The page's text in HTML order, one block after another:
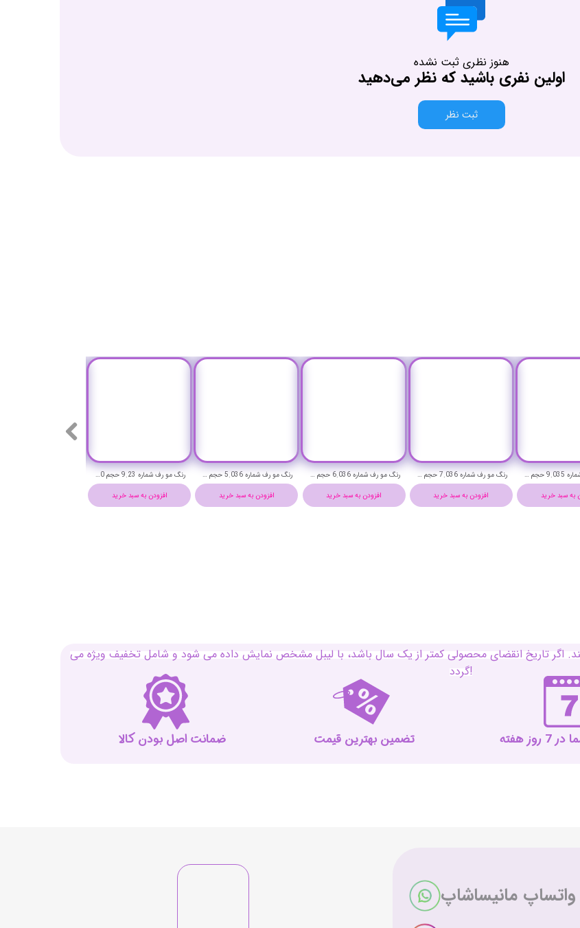
هنوز نظری ثبت نشده
اولین نفری باشید که نظر می‌دهید
ثبت نظر
رنگ مو رف شماره 9.23 حجم 100 میلی لیتر (بیرچ)-REF Permanent Hair Color
افزودن به سبد خرید
رنگ مو رف شماره 5.036 حجم 100 میلی لیتر (قهوه ای تیره)-REF Permanent Hair Color
افزودن به سبد خرید
رنگ مو رف شماره 6.036 حجم 100 میلی لیتر (قهوه ای)-REF Permanent Hair Color
افزودن به سبد خرید
رنگ مو رف شماره 7.036 حجم 100 میلی لیتر (قهوه ای روشن)-REF Permanent Hair Color
افزودن به سبد خرید
رنگ مو رف شماره 9.035 حجم 100 میلی لیتر (کافه لاته)-REF Permanent Hair Color
به سبد خرید
اگر تاریخ انقضای محصولی کمتر از یک سال باشد، با لیبل مشخص نمایش داده می شود و شامل تخفیف ویژه می
گردد!
ضمانت اصل بودن کالا تضمین بهترین قیمت هفته
واتساپ مانیساشاپ